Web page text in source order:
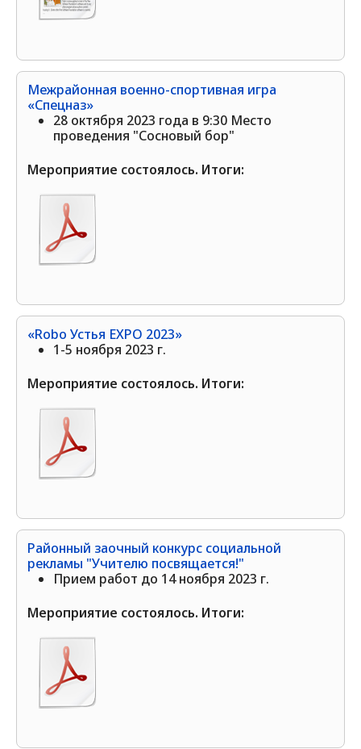
Межрайонная военно-спортивная игра
«Спецназ»
28 октября 2023 года в 9:30 Место
проведения "Сосновый бор"
Мероприятие состоялось. Итоги:
«Robo Устья EXPO 2023»
1-5 ноября 2023 г.
Мероприятие состоялось. Итоги:
Районный заочный конкурс социальной
рекламы "Учителю посвящается!"
Прием работ до 14 ноября 2023 г.
Мероприятие состоялось. Итоги: